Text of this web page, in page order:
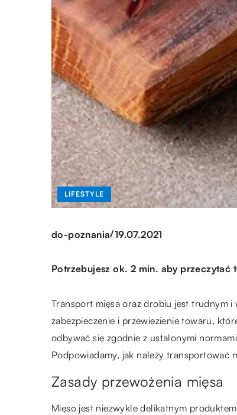
LIFESTYLE
do-poznania/19.07.2021
Potrzebujesz ok. 2 min. aby przeczytać
Transport mięsa oraz drobiu jest trudnym
zabezpieczenie i przewiezienie towaru,
odbywać się zgodnie z ustalonymi
Podpowiadamy, jak należy transportować
Zasady przewożenia mięsa
Mięso jest niezwykle delikatnym